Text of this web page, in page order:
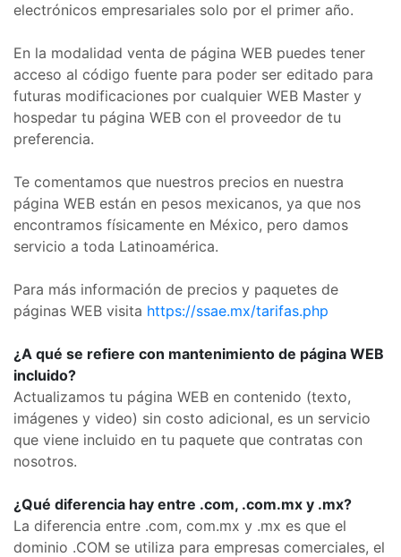
electrónicos empresariales solo por el primer año.
En la modalidad venta de página WEB puedes tener
acceso al código fuente para poder ser editado para
futuras modificaciones por cualquier WEB Master y
hospedar tu página WEB con el proveedor de tu
preferencia.
Te comentamos que nuestros precios en nuestra
página WEB están en pesos mexicanos, ya que nos
encontramos físicamente en México, pero damos
servicio a toda Latinoamérica.
Para más información de precios y paquetes de
páginas WEB visita https://ssae.mx/tarifas.php
¿A qué se refiere con mantenimiento de página WEB
incluido?
Actualizamos tu página WEB en contenido (texto,
imágenes y video) sin costo adicional, es un servicio
que viene incluido en tu paquete que contratas con
nosotros.
¿Qué diferencia hay entre .com, .com.mx y .mx?
La diferencia entre .com, com.mx y .mx es que el
dominio .COM se utiliza para empresas comerciales, el